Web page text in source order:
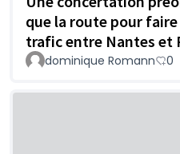
que la route pour
trafic entre Nantes et
dominique Romann 0